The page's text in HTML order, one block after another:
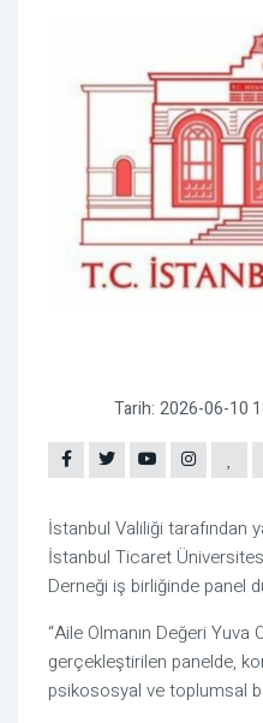
Tarih: 2026-06-10
İstanbul Valiliği tarafından
İstanbul Ticaret
Derneği iş birliğinde panel
“Aile Olmanın Değeri Yuva
gerçekleştirilen panelde,
psikososyal ve toplumsal